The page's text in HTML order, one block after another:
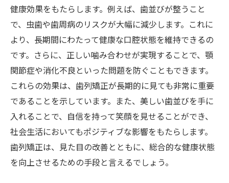
健康効果をもたらします。例えば、歯並びが整うこと
で、虫歯や歯周病のリスクが大幅に減少します。これに
より、長期間にわたって健康な口腔状態を維持できるの
です。さらに、正しい噛み合わせが実現することで、顎
関節症や消化不良といった問題を防ぐこともできます。
これらの効果は、歯列矯正が長期的に見ても非常に重要
であることを示しています。また、美しい歯並びを手に
入れることで、自信を持って笑顔を見せることができ、
社会生活においてもポジティブな影響をもたらします。
歯列矯正は、見た目の改善とともに、総合的な健康状態
を向上させるための手段と言えるでしょう。